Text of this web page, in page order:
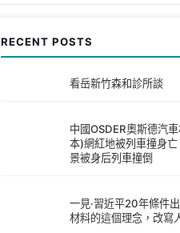
RECENT POSTS
看岳新竹森和診所談
中國OSDER奧斯德汽
本)網紅地被列車撞身
景被身后列車撞倒
一見·習近平20年條件
材料的這個理念，改寫